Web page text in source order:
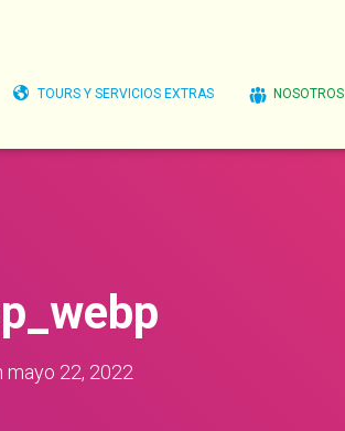
TOURS Y SERVICIOS EXTRAS NOSOTROS
mayo 22, 2022